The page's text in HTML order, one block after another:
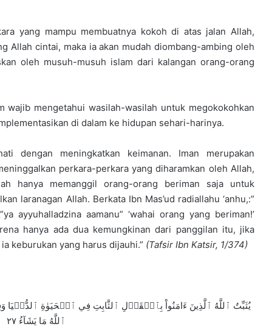
yang mampu membuatnya kokoh di atas jalan Allah,
Allah cintai, maka ia akan mudah diombang-ambing oleh
oleh musuh-musuh islam dari kalangan orang-orang
wajib mengetahui wasilah-wasilah untuk megokokohkan
di dalam ke hidupan sehari-harinya.
dengan meningkatkan keimanan. Iman merupakan
perkara-perkara yang diharamkan oleh Allah,
hanya memanggil orang-orang beriman saja untuk
laranagan Allah. Berkata Ibn Mas’ud radiallahu ‘anhu,:”
ayyuhalladzina aamanu” ‘wahai orang yang beriman!’
hanya ada dua kemungkinan dari panggilan itu, jika
keburukan yang harus dijauhi.” (Tafsir Ibn Katsir, 1/374)
يُثَبِّتُ ٱللَّهُ ٱلَّذِينَ ءَامَنُواْ بِٱلۡقَوۡلِ ٱلثَّابِتِ فِي ٱلۡحَيَوٰةِ
ٱللَّهُ مَا يَشَآءُ ٢٧